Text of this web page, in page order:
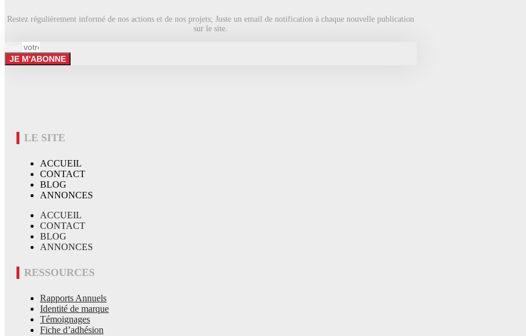
Restez régulièrement informé de nos actions et de nos projets; Juste un email de notification à chaque nouvelle publication
sur le site.
JE M'ABONNE
LE SITE
ACCUEIL
CONTACT
BLOG
ANNONCES
ACCUEIL
CONTACT
BLOG
ANNONCES
RESSOURCES
Rapports Annuels
Identité de marque
Témoignages
Fiche d’adhésion